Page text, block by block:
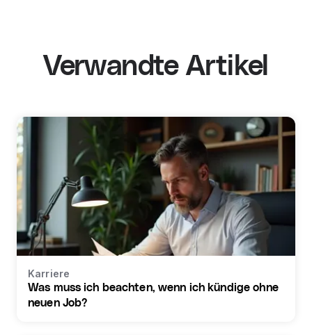
Verwandte Artikel
Karriere
Was muss ich beachten, wenn ich kündige ohne
neuen Job?